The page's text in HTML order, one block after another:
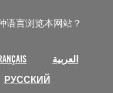
语言浏览本网站？
العربية
РУССКИЙ